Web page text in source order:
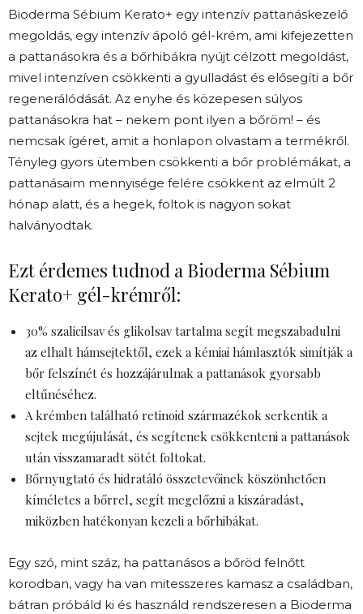
Bioderma Sébium Kerato+ egy intenzív pattanáskezelő
megoldás, egy intenzív ápoló gél-krém, ami kifejezetten
a pattanásokra és a bőrhibákra nyújt célzott megoldást,
mivel intenzíven csökkenti a gyulladást és elősegíti a bőr
regenerálódását. Az enyhe és közepesen súlyos
pattanásokra hat – nekem pont ilyen a bőröm! – és
nemcsak ígéret, amit a honlapon olvastam a termékről.
Tényleg gyors ütemben csökkenti a bőr problémákat, a
pattanásaim mennyisége felére csökkent az elmúlt 2
hónap alatt, és a hegek, foltok is nagyon sokat
halványodtak.
Ezt érdemes tudnod a Bioderma Sébium
Kerato+ gél-krémről:
30% szalicilsav és glikolsav tartalma segít megszabadulni
az elhalt hámsejtektől, ezek a kémiai hámlasztók simítják a
bőr felszínét és hozzájárulnak a pattanások gyorsabb
eltűnéséhez.
A krémben található retinoid származékok serkentik a
sejtek megújulását, és segítenek csökkenteni a pattanások
után visszamaradt sötét foltokat.
Bőrnyugtató és hidratáló összetevőinek köszönhetően
kíméletes a bőrrel, segít megelőzni a kiszáradást,
miközben hatékonyan kezeli a bőrhibákat.
Egy szó, mint száz, ha pattanásos a bőröd felnőtt
korodban, vagy ha van mitesszeres kamasz a családban,
bátran próbáld ki és használd rendszeresen a Bioderma